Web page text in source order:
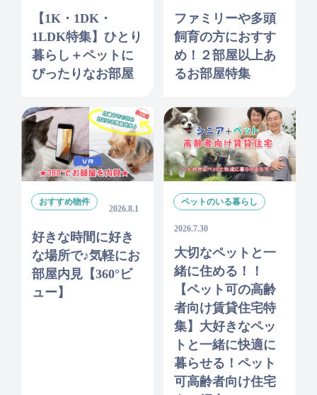
【1K・1DK・
1LDK特集】ひとり
暮らし＋ペットに
ぴったりなお部屋
ファミリーや多頭
飼育の方におすす
め！２部屋以上あ
るお部屋特集
おすすめ物件
2026.8.1
好きな時間に好き
な場所で♪気軽にお
部屋内見【360°ビ
ュー】
ペットのいる暮らし
2026.7.30
大切なペットと一
緒に住める！！
【ペット可の高齢
者向け賃貸住宅特
集】大好きなペッ
トと一緒に快適に
暮らせる！ペット
可高齢者向け住宅